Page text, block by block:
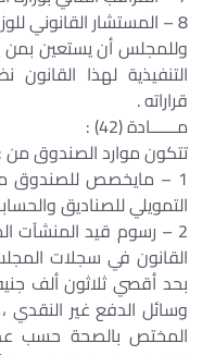
8 – المستشار القانوني للوزير المختص بالصحة .
وللمجلس أن يستعين بمن
التنفيذية لهذا
قراراته .
مــــــادة (42) :
تتكون موارد الصندوق من :
1 – مايخصص للصندوق
التمويلي للصناديق
القانون في سجلات
بحد أقصي ثلاثون ألف
وسائل الدفع غير النقدي
المختص بالصحة حسب